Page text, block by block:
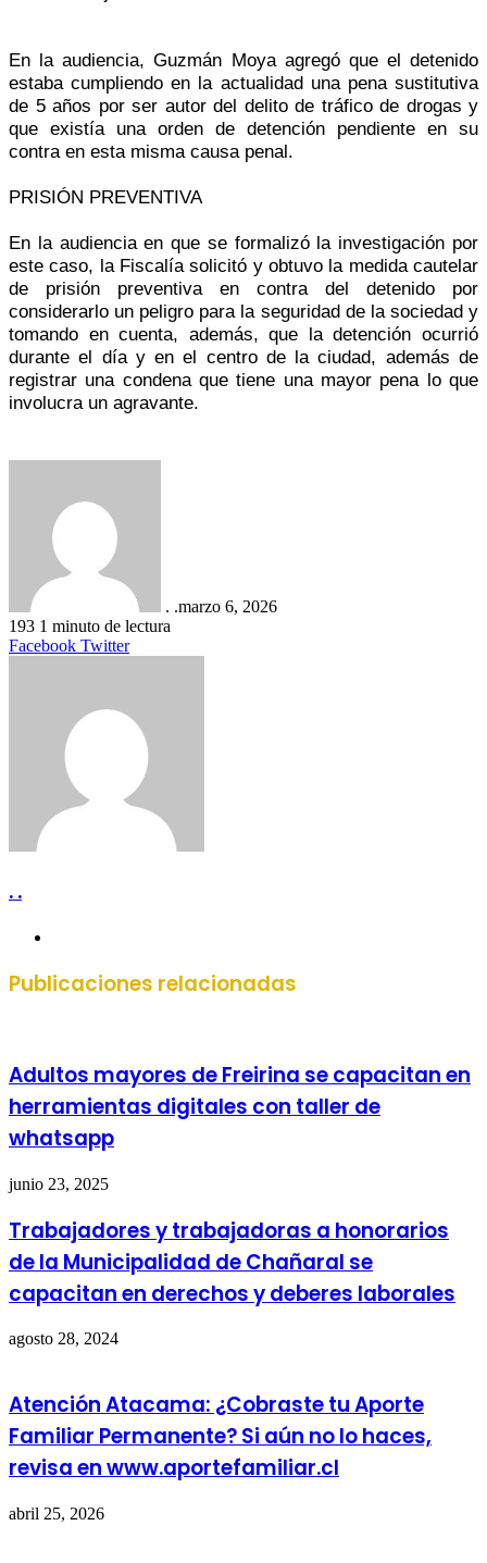
En la audiencia, Guzmán Moya agregó que el detenido
estaba cumpliendo en la actualidad una pena sustitutiva
de 5 años por ser autor del delito de tráfico de drogas y
que existía una orden de detención pendiente en su
contra en esta misma causa penal.
PRISIÓN PREVENTIVA
En la audiencia en que se formalizó la investigación por
este caso, la Fiscalía solicitó y obtuvo la medida cautelar
de prisión preventiva en contra del detenido por
considerarlo un peligro para la seguridad de la sociedad y
tomando en cuenta, además, que la detención ocurrió
durante el día y en el centro de la ciudad, además de
registrar una condena que tiene una mayor pena lo que
involucra un agravante.
. .marzo 6, 2026
193 1 minuto de lectura
Facebook TwitterLinkedIn
Tumblr
Pinterest
Reddit
VKontakte
Compartir
Imprimir
. .
Publicaciones relacionadas
Adultos mayores de Freirina se capacitan en
herramientas digitales con taller de
whatsapp
junio 23, 2025
Trabajadores y trabajadoras a honorarios
de la Municipalidad de Chañaral se
capacitan en derechos y deberes laborales
agosto 28, 2024
Atención Atacama: ¿Cobraste tu Aporte
Familiar Permanente? Si aún no lo haces,
revisa en www.aportefamiliar.cl
abril 25, 2026